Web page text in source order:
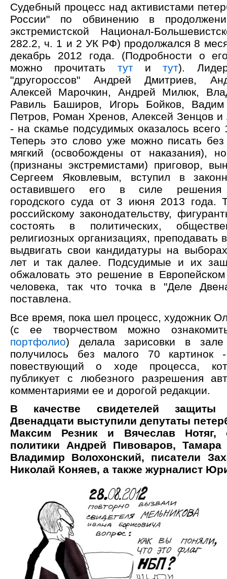
Судебный процесс над активистами
России" по обвинению в
экстремистской Национал-
282.2, ч. 1 и 2 УК РФ) продолжался 8
декабрь 2012 года. (Подробности о
можно прочитать тутитут). Лидер
"другороссов" Андрей Дмитриев,
Алексей Марочкин, Андрей Милюк,
Равиль Баширов, Игорь Бойков,
Петров, Роман Хренов, Алексей Зенцов
- на скамье подсудимых оказалось всего
Теперь это слово уже можно писать
мягкий (освобождены от наказания),
(признаны экстремистами) приговор,
Сергеем Яковлевым, вступил в
оставившего его в силе решения
городского суда от 3 июня 2013 года.
российскому законодательству,
состоять в политических,
религиозных организациях, преподавать
выдвигать свои кандидатуры на
лет и так далее. Подсудимые и их
обжаловать это решение в
человека, так что точка в "Деле
поставлена.
Все время, пока шел процесс, художник
(с ее творчеством можно
портфолио) делала зарисовки в
получилось без малого 70 картинок
повествующий о ходе процесса,
публикует с любезного разрешения
комментариями ее и дорогой редакции.
В качестве свидетелей
Двенадцати выступили депутаты
Максим Резник и Вячеслав Нотяг,
политики Андрей Пивоваров,
Владимир Волохонский, писатели
Николай Коняев, а также журналист